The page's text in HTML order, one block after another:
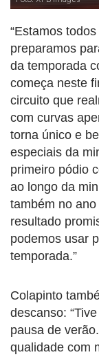
“Estamos
preparamos
da temporada
começa neste
circuito que
com curvas
torna único e
especiais da
primeiro pódio
ao longo da
também no
resultado
podemos usar
temporada.”
Colapinto
descanso:
pausa de
qualidade com